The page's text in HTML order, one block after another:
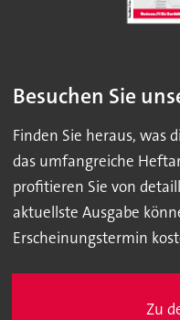
Besuchen Sie
Finden Sie heraus, was
das umfangreiche
profitieren Sie von
aktuellste Ausgabe
Erscheinungstermin
Zu